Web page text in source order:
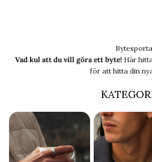
Vad kul att du vill göra ett byte!Här
för att hitta din